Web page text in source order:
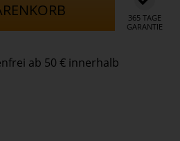
ab 50 € innerhalb
365 TAGE
GARANTIE